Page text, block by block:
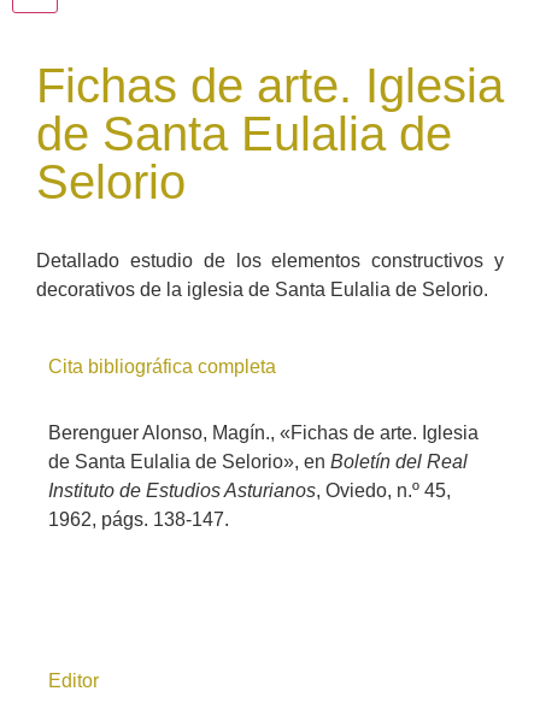
Fichas de arte. Iglesia
de Santa Eulalia de
Selorio
Detallado estudio de los elementos constructivos y
decorativos de la iglesia de Santa Eulalia de Selorio.
Cita bibliográfica completa
Berenguer Alonso, Magín., «Fichas de arte. Iglesia
de Santa Eulalia de Selorio», en Boletín del Real
Instituto de Estudios Asturianos, Oviedo, n.º 45,
1962, págs. 138-147.
Editor